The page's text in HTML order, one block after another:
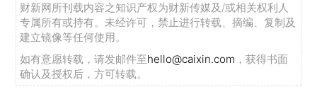
财新网所刊载内容之知识产权为财新传媒及/或相关权利人
专属所有或持有。未经许可，禁止进行转载、摘编、复制及
建立镜像等任何使用。
如有意愿转载，请发邮件至hello@caixin.com ，获得书面
确认及授权后，方可转载。